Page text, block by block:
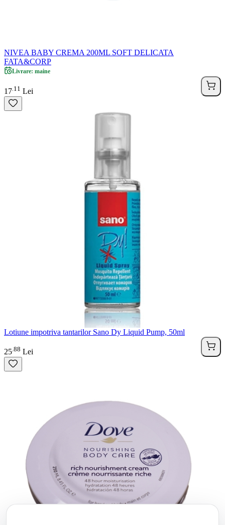
NIVEA BABY CREMA 200ML SOFT DELICATA
FATA&CORP
Livrare: maine
17 11 Lei
Lotiune impotriva tantarilor Sano Dy Liquid Pump, 50ml
25 88 Lei